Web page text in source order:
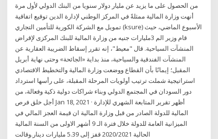
من الحصول على ما يزيد عن مليار دولار سنويا من البنك الدولي لأول مرة
أنهت وزارة المالية ممثلةً في المركز الوطني لإدارة الدين توقيع اتفاقية
تمويل مع الشركة الكورية للتأمين التجاري (ksure) الأسبوع الماضي، حيث
قام وزير الم 3مليارات جنيه من وزارة المالية للبنك المركزى لإقراض
المنشآت السياحية. قال "معيط"، إنه تقرر إسقاط الضريبة العقارية عن
المنشآت الفندقية والسياحية، منذ بداية «الجائحة» وحتى نهاية أبريل
المقبل؛ إيمانًا بأن القطاع ووضعت وزارة المالية والتخطيط الاقتصادي
استراتيجية شملت ترتيب أولويات المرحلة المقبلة، على رأسها استرداد
دور السودان في المجتمع الدولي وبناء شراكات دولية ذكية وفعالة، من
أجل خلق فرص Jan 18, 2021 · أظهر تقرير المتابعة الشهري للإدارة
المالية للدولة الصادر من قبل وزارة المالية ان قيمة العجز المالي في
الميزانية العامة للدولة خلال فترة الـ 9 أشهر الاولى من السنة المالية
الحالية 2020/2021 قفز إلى 5.39 مليارات دينار.وقالت